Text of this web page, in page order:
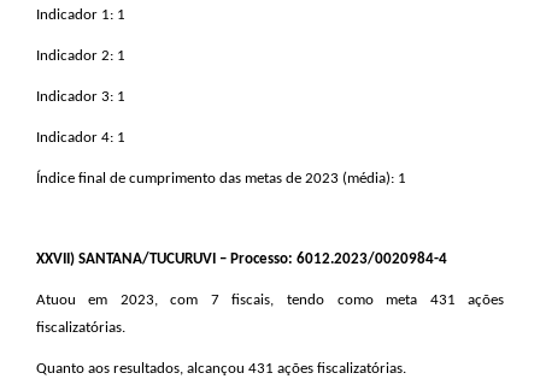
Indicador 1: 1
Indicador 2: 1
Indicador 3: 1
Indicador 4: 1
Índice final de cumprimento das metas de 2023 (média): 1
XXVII ) SANTANA/TUCURUVI – Processo: 6012.2023/0020984-4
Atuou em 2023, com 7 fiscais, tendo como meta 431 ações
fiscalizatórias.
Quanto aos resultados, alcançou 431 ações fiscalizatórias.